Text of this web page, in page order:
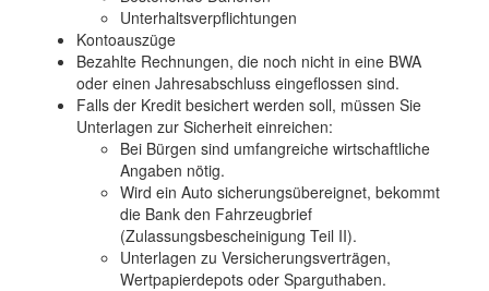
Unterhaltsverpflichtungen
Kontoauszüge
Bezahlte Rechnungen, die noch nicht in eine BWA
oder einen Jahresabschluss eingeflossen sind.
Falls der Kredit besichert werden soll, müssen Sie
Unterlagen zur Sicherheit einreichen:
Bei Bürgen sind umfangreiche wirtschaftliche
Angaben nötig.
Wird ein Auto sicherungsübereignet, bekommt
die Bank den Fahrzeugbrief
(Zulassungsbescheinigung Teil II).
Unterlagen zu Versicherungsverträgen,
Wertpapierdepots oder Sparguthaben.